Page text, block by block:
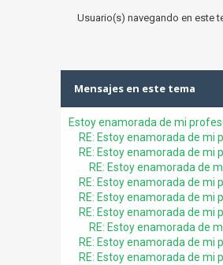
Usuario(s) navegando en este
Mensajes en este tema
Estoy enamorada de mi
RE: Estoy enamorada de mi
RE: Estoy enamorada de mi
RE: Estoy enamorada de
RE: Estoy enamorada de mi
RE: Estoy enamorada de mi
RE: Estoy enamorada de mi
RE: Estoy enamorada de
RE: Estoy enamorada de mi
RE: Estoy enamorada de mi